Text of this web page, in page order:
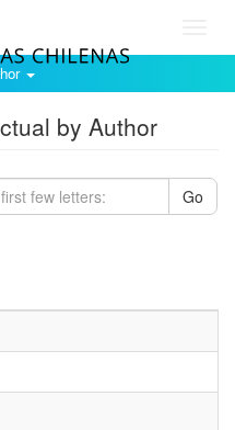
by Author
Go